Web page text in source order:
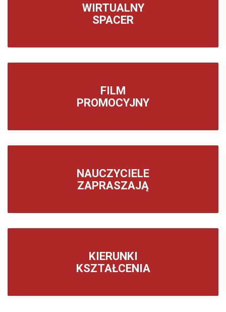
WIRTUALNY
SPACER
FILM
PROMOCYJNY
NAUCZYCIELE
ZAPRASZAJĄ
KIERUNKI
KSZTAŁCENIA